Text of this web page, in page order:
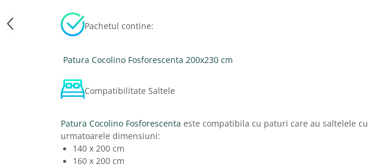
Pachetul contine:
Patura Cocolino Fosforescenta 200x230 cm
Compatibilitate Saltele
Patura Cocolino Fosforescenta este compatibila cu paturi care au saltelele cu
urmatoarele dimensiuni:
140 x 200 cm
160 x 200 cm